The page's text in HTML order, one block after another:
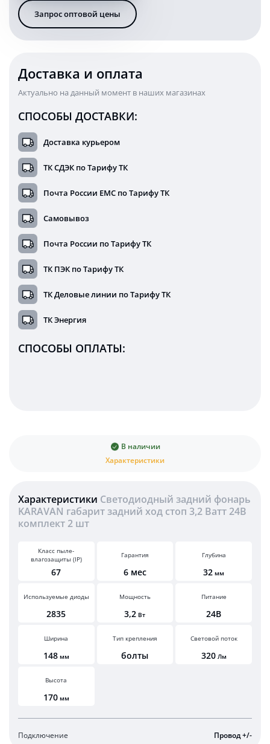
задний
ход
стоп
24В
комплект
2
Запрос оптовой цены
Доставка и оплата
Актуально на данный момент в наших магазинах
СПОСОБЫ ДОСТАВКИ:
Доставка курьером
ТК СДЭК по Тарифу ТК
Почта России ЕМС по Тарифу ТК
Самовывоз
Почта России по Тарифу ТК
ТК ПЭК по Тарифу ТК
ТК Деловые линии по Тарифу ТК
ТК Энергия
СПОСОБЫ ОПЛАТЫ:
Характеристики
В наличии
Характеристики Светодиодный задний фонарь
KARAVAN габарит задний ход стоп 3,2 Ватт 24В
комплект 2 шт
Класс пыле-
влагозащиты (IP)
67
Гарантия
6 мес
Глубина
32 мм
Используемые диоды
2835
Мощность
3,2 Вт
Питание
24В
Ширина
148 мм
Тип крепления
болты
Световой поток
320 Лм
Высота
170 мм
Подключение Провод +/-